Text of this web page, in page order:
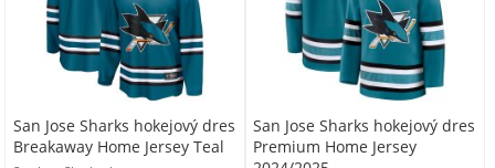
San Jose Sharks hokejový dres
Breakaway Home Jersey Teal
San Jose Sharks hokejový dres
Premium Home Jersey